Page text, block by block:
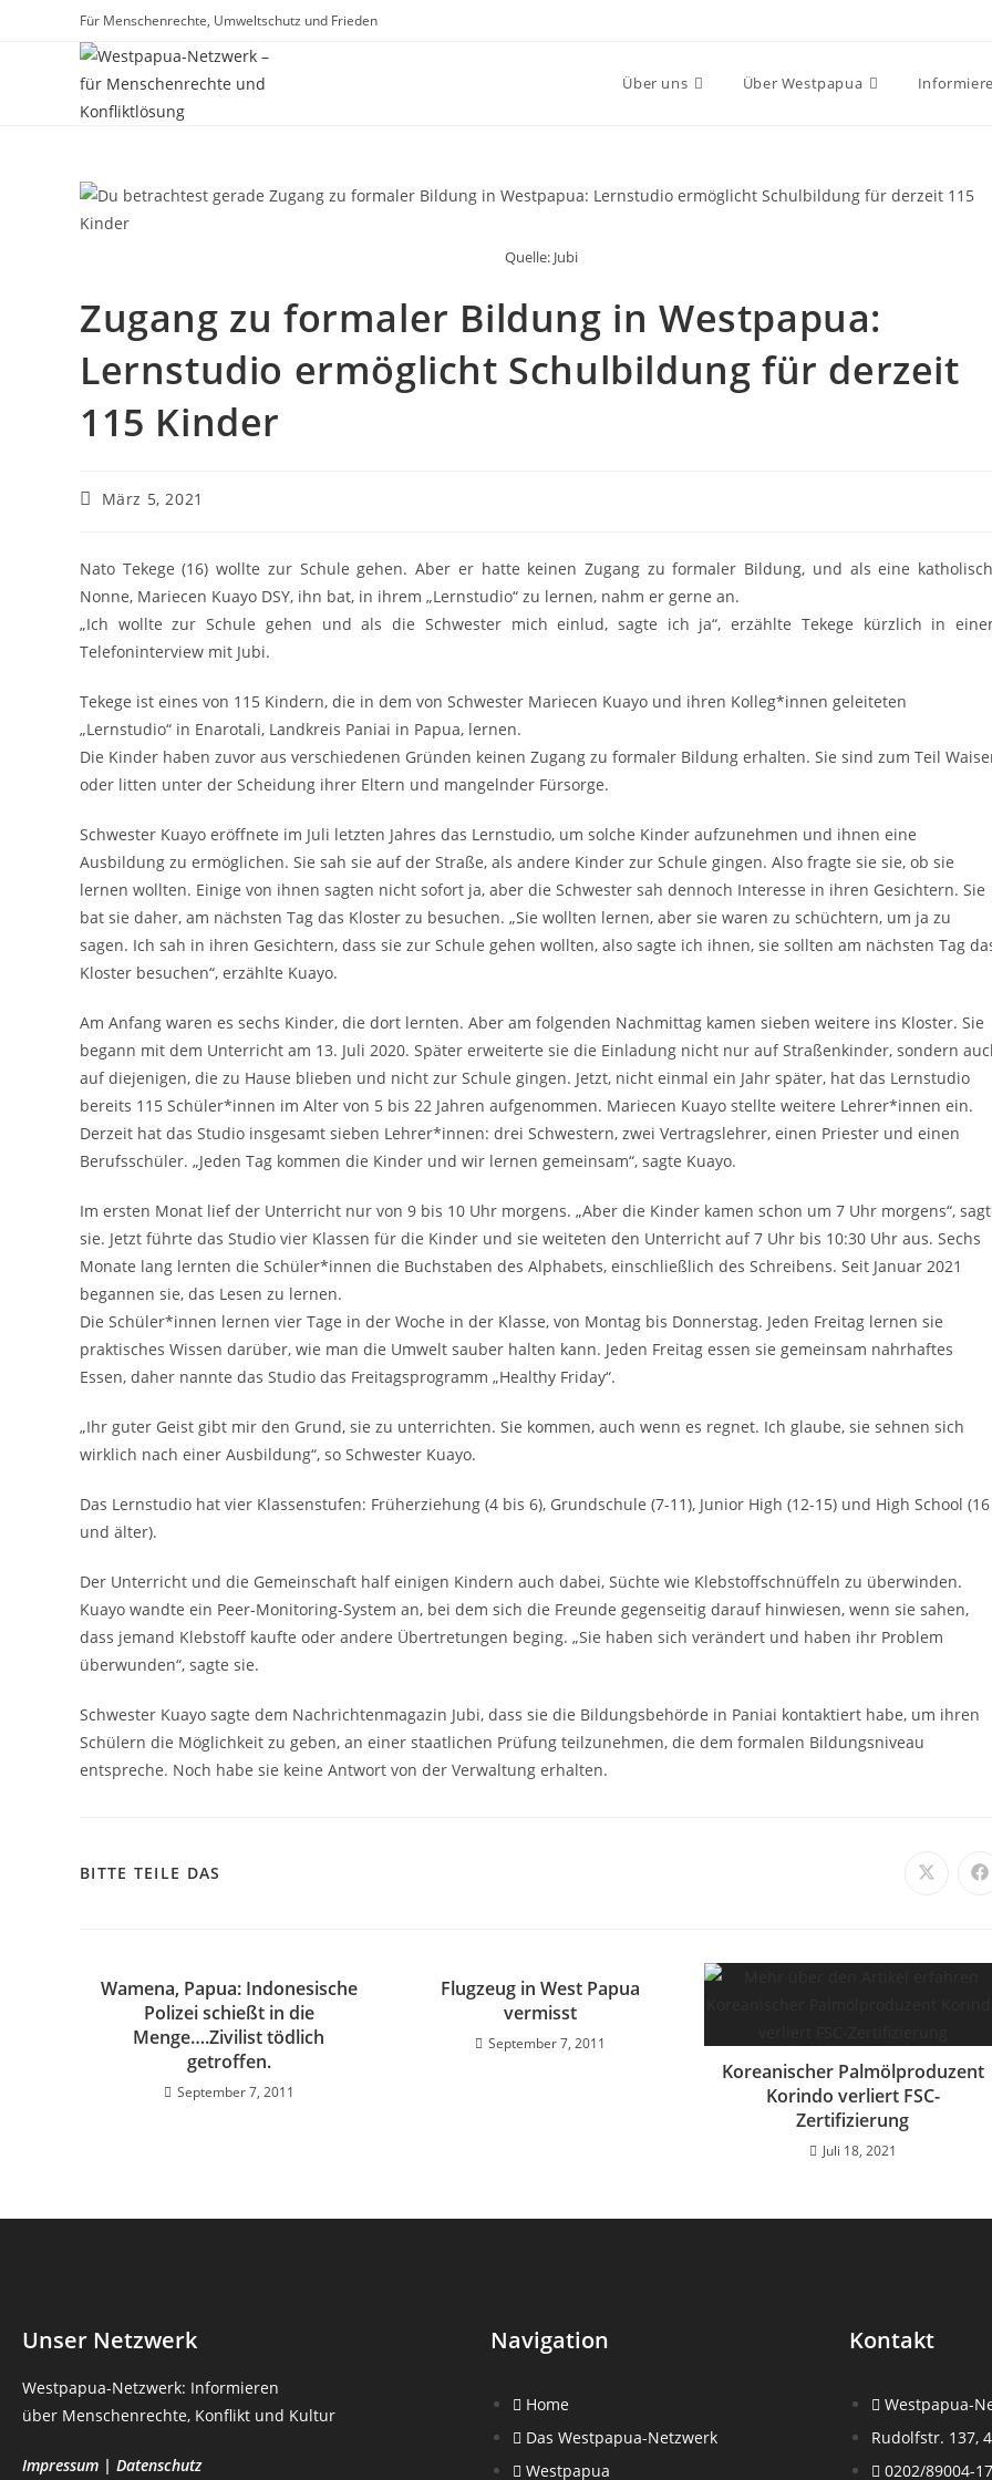
Für Menschenrechte, Umweltschutz und Frieden
Über uns Über Westpapua
Quelle: Jubi
Zugang zu formaler Bildung in Westpapua:
Lernstudio ermöglicht Schulbildung für derzeit
115 Kinder
März 5, 2021
Nato Tekege (16) wollte zur Schule gehen. Aber er hatte keinen Zugang zu formaler Bildung, und als eine
Nonne, Mariecen Kuayo DSY, ihn bat, in ihrem „Lernstudio“ zu lernen, nahm er gerne an.
„Ich wollte zur Schule gehen und als die Schwester mich einlud, sagte ich ja“, erzählte Tekege kürzlich in
Telefoninterview mit Jubi.
Tekege ist eines von 115 Kindern, die in dem von Schwester Mariecen Kuayo und ihren Kolleg*innen geleiteten
„Lernstudio“ in Enarotali, Landkreis Paniai in Papua, lernen.
Die Kinder haben zuvor aus verschiedenen Gründen keinen Zugang zu formaler Bildung erhalten. Sie sind zum Teil
oder litten unter der Scheidung ihrer Eltern und mangelnder Fürsorge.
Schwester Kuayo eröffnete im Juli letzten Jahres das Lernstudio, um solche Kinder aufzunehmen und ihnen eine
Ausbildung zu ermöglichen. Sie sah sie auf der Straße, als andere Kinder zur Schule gingen. Also fragte sie sie, ob sie
lernen wollten. Einige von ihnen sagten nicht sofort ja, aber die Schwester sah dennoch Interesse in ihren Gesichtern. Sie
bat sie daher, am nächsten Tag das Kloster zu besuchen. „Sie wollten lernen, aber sie waren zu schüchtern, um ja zu
sagen. Ich sah in ihren Gesichtern, dass sie zur Schule gehen wollten, also sagte ich ihnen, sie sollten am nächsten Tag
Kloster besuchen“, erzählte Kuayo.
Am Anfang waren es sechs Kinder, die dort lernten. Aber am folgenden Nachmittag kamen sieben weitere ins Kloster. Sie
begann mit dem Unterricht am 13. Juli 2020. Später erweiterte sie die Einladung nicht nur auf Straßenkinder, sondern
auf diejenigen, die zu Hause blieben und nicht zur Schule gingen. Jetzt, nicht einmal ein Jahr später, hat das Lernstudio
bereits 115 Schüler*innen im Alter von 5 bis 22 Jahren aufgenommen. Mariecen Kuayo stellte weitere Lehrer*innen ein.
Derzeit hat das Studio insgesamt sieben Lehrer*innen: drei Schwestern, zwei Vertragslehrer, einen Priester und einen
Berufsschüler. „Jeden Tag kommen die Kinder und wir lernen gemeinsam“, sagte Kuayo.
Im ersten Monat lief der Unterricht nur von 9 bis 10 Uhr morgens. „Aber die Kinder kamen schon um 7 Uhr morgens“,
sie. Jetzt führte das Studio vier Klassen für die Kinder und sie weiteten den Unterricht auf 7 Uhr bis 10:30 Uhr aus. Sechs
Monate lang lernten die Schüler*innen die Buchstaben des Alphabets, einschließlich des Schreibens. Seit Januar 2021
begannen sie, das Lesen zu lernen.
Die Schüler*innen lernen vier Tage in der Woche in der Klasse, von Montag bis Donnerstag. Jeden Freitag lernen sie
praktisches Wissen darüber, wie man die Umwelt sauber halten kann. Jeden Freitag essen sie gemeinsam nahrhaftes
Essen, daher nannte das Studio das Freitagsprogramm „Healthy Friday“.
„Ihr guter Geist gibt mir den Grund, sie zu unterrichten. Sie kommen, auch wenn es regnet. Ich glaube, sie sehnen sich
wirklich nach einer Ausbildung“, so Schwester Kuayo.
Das Lernstudio hat vier Klassenstufen: Früherziehung (4 bis 6), Grundschule (7-11), Junior High (12-15) und High School (16
und älter).
Der Unterricht und die Gemeinschaft half einigen Kindern auch dabei, Süchte wie Klebstoffschnüffeln zu überwinden.
Kuayo wandte ein Peer-Monitoring-System an, bei dem sich die Freunde gegenseitig darauf hinwiesen, wenn sie sahen,
dass jemand Klebstoff kaufte oder andere Übertretungen beging. „Sie haben sich verändert und haben ihr Problem
überwunden“, sagte sie.
Schwester Kuayo sagte dem Nachrichtenmagazin Jubi, dass sie die Bildungsbehörde in Paniai kontaktiert habe, um ihren
Schülern die Möglichkeit zu geben, an einer staatlichen Prüfung teilzunehmen, die dem formalen Bildungsniveau
entspreche. Noch habe sie keine Antwort von der Verwaltung erhalten.
BITTE TEILE DAS
Wamena, Papua: Indonesische
Polizei schießt in die
Menge….Zivilist tödlich
getroffen.
September 7, 2011
Flugzeug in West Papua
vermisst
September 7, 2011
Koreanischer Palmölproduzent
Korindo verliert FSC-
Zertifizierung
Juli 18, 2021
Unser Netzwerk
Westpapua-Netzwerk: Informieren
über Menschenrechte, Konflikt und Kultur
Impressum | Datenschutz
Navigation
Home
Das Westpapua-Netzwerk
Westpapua
Kontakt
Westpapua-
Rudolfstr. 137,
0202/89004-